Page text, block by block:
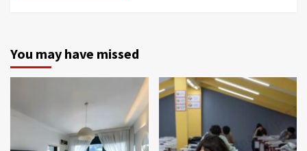
You may have missed